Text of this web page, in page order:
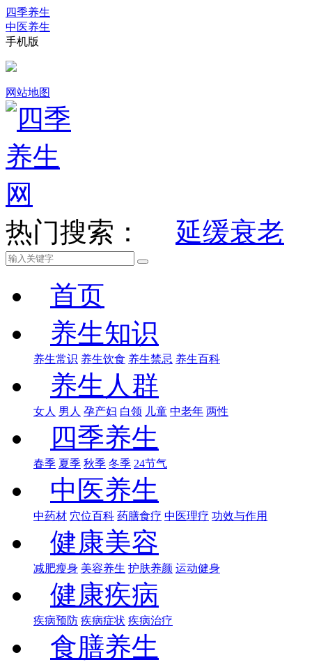
四季养生
中医养生
手机版
网站地图
热门搜索： 延缓衰老
首页
养生知识
养生常识 养生饮食 养生禁忌 养生百科
养生人群
女人 男人 孕产妇 白领 儿童 中老年 两性
四季养生
春季 夏季 秋季 冬季 24节气
中医养生
中药材 穴位百科 药膳食疗 中医理疗 功效与作用
健康美容
减肥瘦身 美容养生 护肤养颜 运动健身
健康疾病
疾病预防 疾病症状 疾病治疗
食膳养生